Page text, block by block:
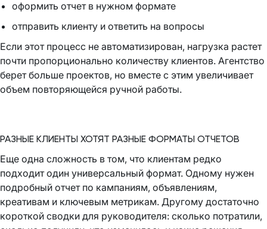
оформить отчет в нужном формате
отправить клиенту и ответить на вопросы
Если этот процесс не автоматизирован, нагрузка растет
почти пропорционально количеству клиентов. Агентство
берет больше проектов, но вместе с этим увеличивает
объем повторяющейся ручной работы.
РАЗНЫЕ КЛИЕНТЫ ХОТЯТ РАЗНЫЕ ФОРМАТЫ ОТЧЕТОВ
Еще одна сложность в том, что клиентам редко
подходит один универсальный формат. Одному нужен
подробный отчет по кампаниям, объявлениям,
креативам и ключевым метрикам. Другому достаточно
короткой сводки для руководителя: сколько потратили,